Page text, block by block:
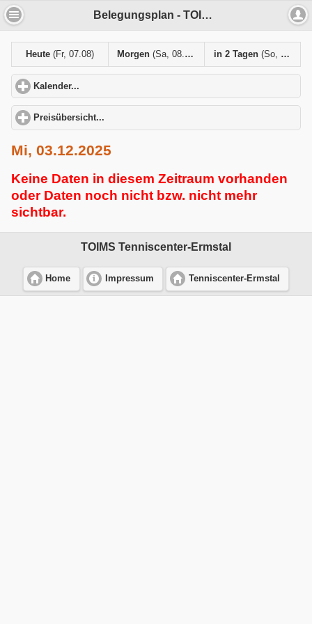
Belegungsplan - TOIMS Tenniscenter-Ermstal
Heute (Fr, 07.08) Morgen(Sa, 08.08) in 2 Tagen (So, 09.08)
Kalender...
Preisübersicht...
Mi, 03.12.2025
Keine Daten in diesem Zeitraum vorhanden
oder Daten noch nicht bzw. nicht mehr
sichtbar.
TOIMS Tenniscenter-Ermstal
Home Impressum Tenniscenter-Ermstal